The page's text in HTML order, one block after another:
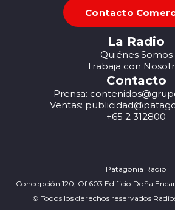
Contacto
La Radio
Quiénes Somos
Trabaja con
Contacto
Prensa:
Ventas:
+65 2 312800
Patagonia Radio
Concepción 120, Of 603 Edificio Doña
© Todos los derechos reservados